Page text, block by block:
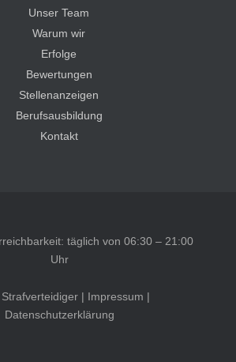
Unser Team
Warum wir
Erfolge
Bewertungen
Stellenanzeigen
Berufsausbildung
Kontakt
täglich von 06:30 – 21:00
Uhr
| Impressum |
Datenschutzerklärung